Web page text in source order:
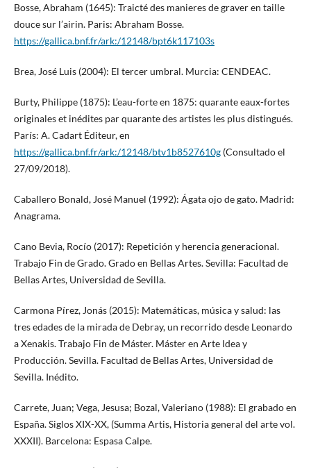
Bosse, Abraham (1645): Traicté des manieres de graver en taille
douce sur l’airin. Paris: Abraham Bosse.
https://gallica.bnf.fr/ark:/12148/bpt6k117103s
Brea, José Luis (2004): El tercer umbral. Murcia: CENDEAC.
Burty, Philippe (1875): L’eau-forte en 1875: quarante eaux-fortes
originales et inédites par quarante des artistes les plus distingués.
París: A. Cadart Éditeur, en
https://gallica.bnf.fr/ark:/12148/btv1b8527610g(Consultado el
27/09/2018).
Caballero Bonald, José Manuel (1992): Ágata ojo de gato. Madrid:
Anagrama.
Cano Bevia, Rocío (2017): Repetición y herencia generacional.
Trabajo Fin de Grado. Grado en Bellas Artes. Sevilla: Facultad de
Bellas Artes, Universidad de Sevilla.
Carmona Pírez, Jonás (2015): Matemáticas, música y salud: las
tres edades de la mirada de Debray, un recorrido desde Leonardo
a Xenakis. Trabajo Fin de Máster. Máster en Arte Idea y
Producción. Sevilla. Facultad de Bellas Artes, Universidad de
Sevilla. Inédito.
Carrete, Juan; Vega, Jesusa; Bozal, Valeriano (1988): El grabado en
España. Siglos XIX-XX, (Summa Artis, Historia general del arte vol.
XXXII). Barcelona: Espasa Calpe.